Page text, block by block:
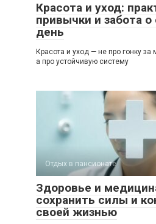
Красота и уход:
привычки и забота
день
Красота и уход — не про гонку
а про устойчивую систему
Отдых в пансионате
Здоровье и
сохранить силы и
своей жизнью